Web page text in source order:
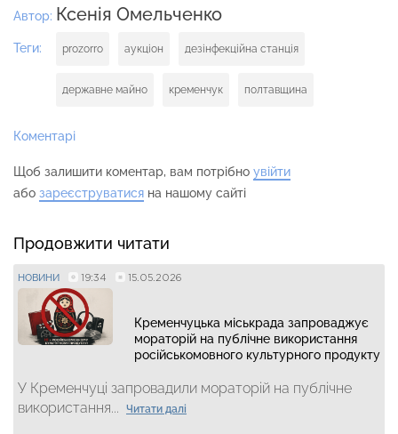
Автор: Ксенія Омельченко
Теги: prozorro аукціон дезінфекційна станція
державне майно кременчук полтавщина
Коментарі
Щоб залишити коментар, вам потрібно увійти
або зареєструватися на нашому сайті
Продовжити читати
НОВИНИ 19:34 15.05.2026
Кременчуцька міськрада запроваджує
мораторій на публічне використання
російськомовного культурного продукту
У Кременчуці запровадили мораторій на публічне
використання...
Читати далі